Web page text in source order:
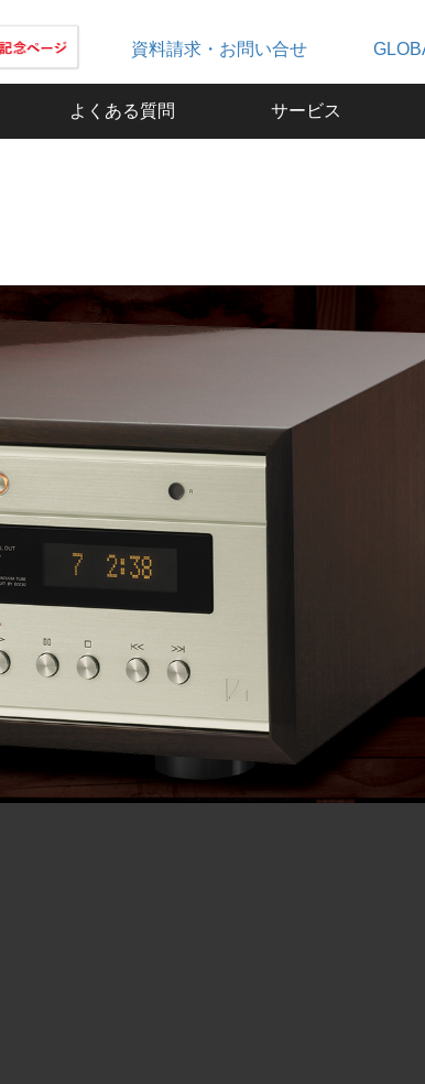
資料請求・お問い合せ
よくある質問 サービス